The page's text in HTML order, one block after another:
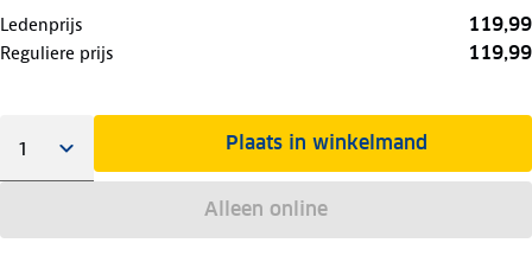
Ledenprijs 119,99
Reguliere prijs 119,99
Plaats in winkelmand
Alleen online